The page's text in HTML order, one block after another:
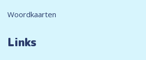
Woordkaarten
Links